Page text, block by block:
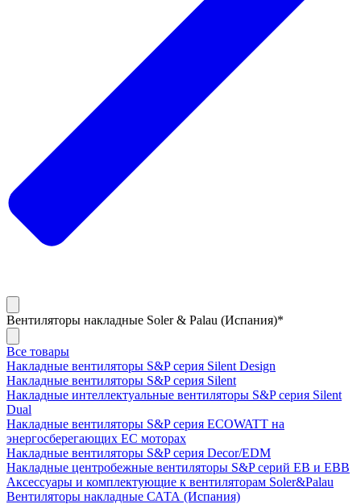
Вентиляторы накладные Soler & Palau (Испания)*
Все товары
Накладные вентиляторы S&P серия Silent Design
Накладные вентиляторы S&P серия Silent
Накладные интеллектуальные вентиляторы S&P серия Silent
Dual
Накладные вентиляторы S&P серия ECOWATT на
энергосберегающих ЕС моторах
Накладные вентиляторы S&P серия Decor/EDM
Накладные центробежные вентиляторы S&P серий EB и EBB
Аксессуары и комплектующие к вентиляторам Soler&Palau
Вентиляторы накладные САТА (Испания)